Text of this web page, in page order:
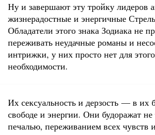
Ну и завершают эту тройку лидеров
жизнерадостные и энергичные
Обладатели этого знака Зодиака не
переживать неудачные романы и
интрижки, у них просто нет для этого
необходимости.
Их сексуальность и дерзость — в их
свободе и энергии. Они будоражат
печалью, переживанием всех чувств